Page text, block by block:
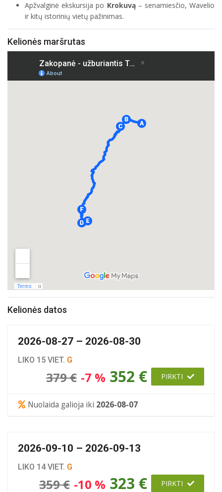
Apžvalginė ekskursija po Krokuvą – senamiesčio, Wavelio
ir kitų istorinių vietų pažinimas.
Kelionės maršrutas
Kelionės datos
2026-08-27 – 2026-08-30
LIKO 15 VIET. G
379 € -7 % 352 € PIRKTI
Nuolaida galioja iki 2026-08-07
2026-09-10 – 2026-09-13
LIKO 14 VIET. G
359 € -10 % 323 € PIRKTI